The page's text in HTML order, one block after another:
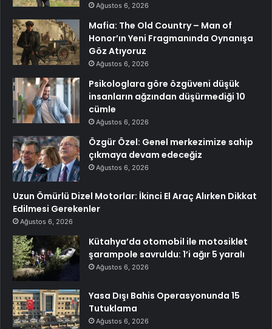
Ağustos 6, 2026
Mafia: The Old Country – Man of
Honor’ın Yeni Fragmanında Oynanışa
Göz Atıyoruz
Ağustos 6, 2026
Psikologlara göre özgüveni düşük
insanların ağzından düşürmediği 10
cümle
Ağustos 6, 2026
Özgür Özel: Genel merkezimize sahip
çıkmaya devam edeceğiz
Ağustos 6, 2026
Uzun Ömürlü Dizel Motorlar: İkinci El Araç Alırken Dikkat
Edilmesi Gerekenler
Ağustos 6, 2026
Kütahya’da otomobil ile motosiklet
şarampole savruldu: 1’i ağır 5 yaralı
Ağustos 6, 2026
Yasa Dışı Bahis Operasyonunda 15
Tutuklama
Ağustos 6, 2026